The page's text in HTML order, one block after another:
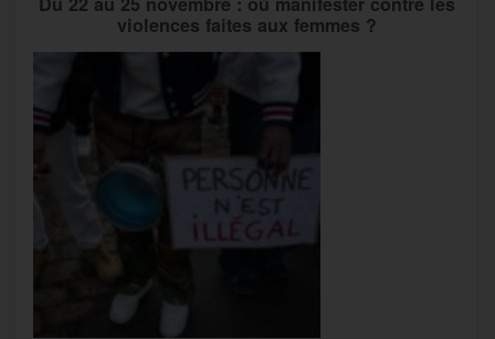
violences faites aux femmes ?